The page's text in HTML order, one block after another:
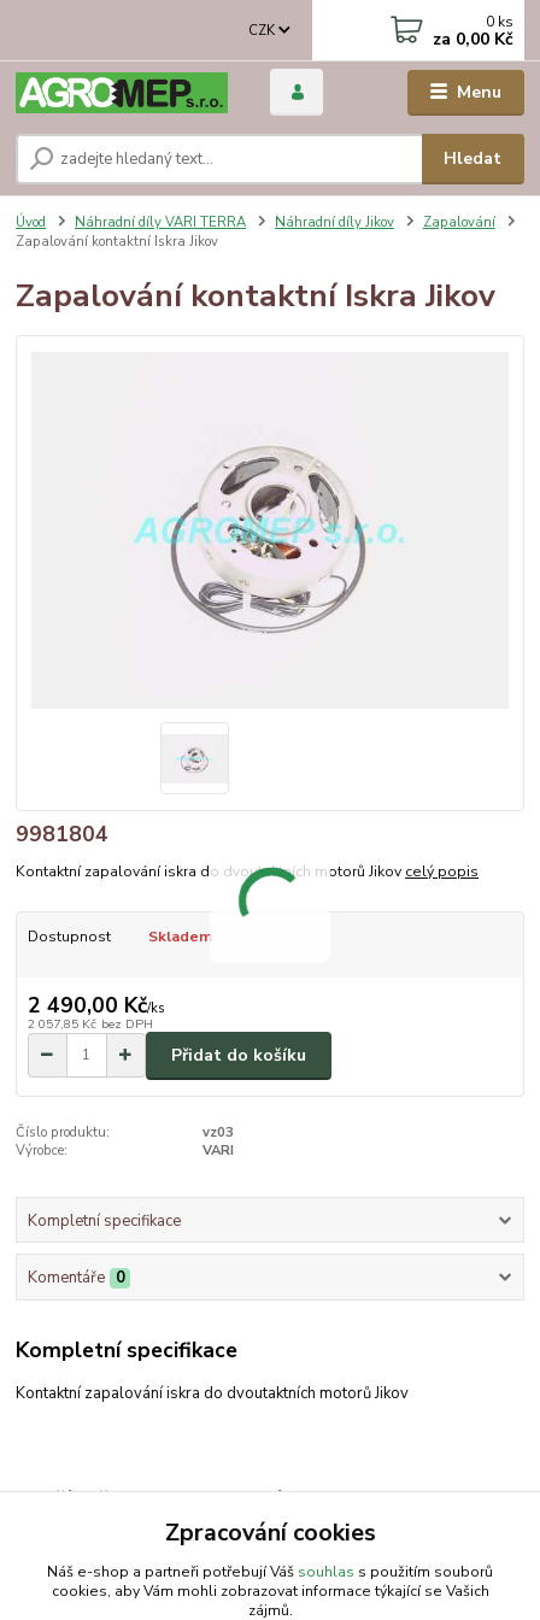
Menu
CZK
Hledat
0 ks
za 0,00 Kč
Úvod Náhradní díly VARI TERRA Náhradní díly Jikov
Zapalování
Zapalování kontaktní Iskra Jikov
Zapalování kontaktní Iskra Jikov
9981804
Kontaktní zapalování iskra do dvoutaktních motorů Jikov celý popis
Dostupnost Skladem
2 490,00 Kč/ks
2 057,85 Kč bez DPH
Přidat do košíku
Číslo produktu:
vz03
Výrobce:
VARI
Kompletní specifikace
Komentáře 0
Kompletní specifikace
Kontaktní zapalování iskra do dvoutaktních motorů Jikov
Zboží zařazeno v kategoriích
Zpracování cookies
Náš e-shop a partneři potřebují Váš souhlas s použitím souborů
cookies, aby Vám mohli zobrazovat informace týkající se Vašich
zájmů.